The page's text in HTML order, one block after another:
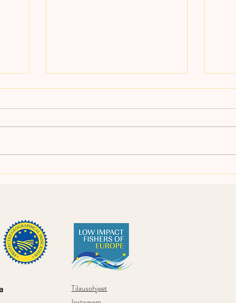
Tilausohjeet